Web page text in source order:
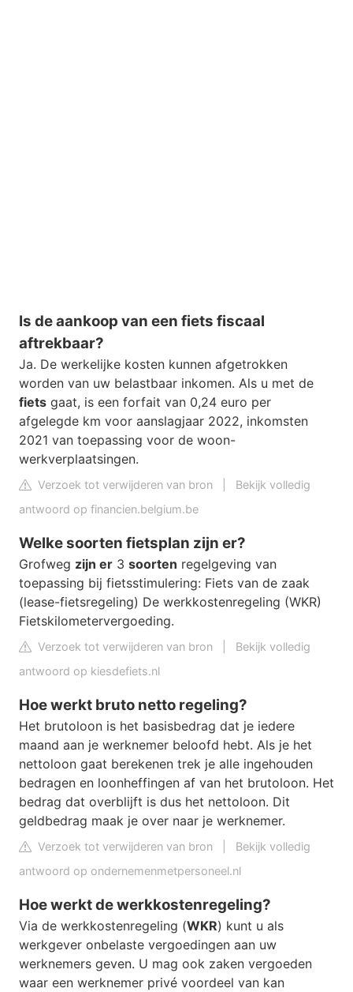
Is de aankoop van een fiets fiscaal
aftrekbaar?
Ja. De werkelijke kosten kunnen afgetrokken
worden van uw belastbaar inkomen. Als u met de
fiets gaat, is een forfait van 0,24 euro per
afgelegde km voor aanslagjaar 2022, inkomsten
2021 van toepassing voor de woon-
werkverplaatsingen.
Verzoek tot verwijderen van bron
Bekijk volledig
antwoord op financien.belgium.be
Welke soorten fietsplan zijn er?
Grofweg zijn er 3 soorten regelgeving van
toepassing bij fietsstimulering: Fiets van de zaak
(lease-fietsregeling) De werkkostenregeling (WKR)
Fietskilometervergoeding.
Verzoek tot verwijderen van bron
Bekijk volledig
antwoord op kiesdefiets.nl
Hoe werkt bruto netto regeling?
Het brutoloon is het basisbedrag dat je iedere
maand aan je werknemer beloofd hebt. Als je het
nettoloon gaat berekenen trek je alle ingehouden
bedragen en loonheffingen af van het brutoloon. Het
bedrag dat overblijft is dus het nettoloon. Dit
geldbedrag maak je over naar je werknemer.
Verzoek tot verwijderen van bron
Bekijk volledig
antwoord op ondernemenmetpersoneel.nl
Hoe werkt de werkkostenregeling?
Via de werkkostenregeling (WKR) kunt u als
werkgever onbelaste vergoedingen aan uw
werknemers geven. U mag ook zaken vergoeden
waar een werknemer privé voordeel van kan